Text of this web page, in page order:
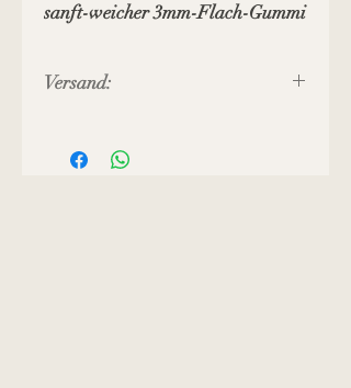
sanft-weicher 3mm-Flach-Gummi
Versand:
Versandkosten